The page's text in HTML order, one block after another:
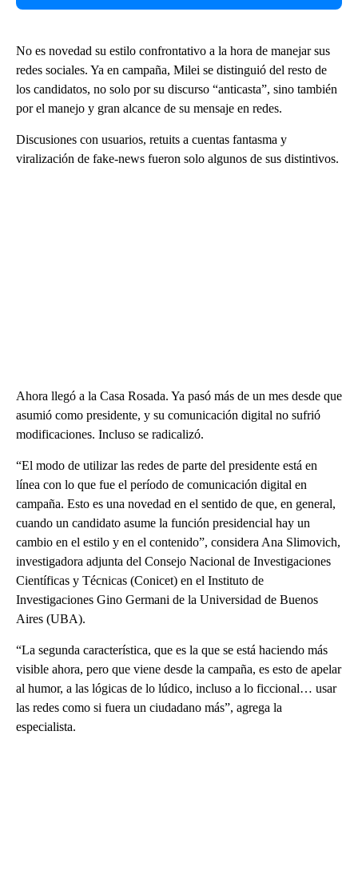
No es novedad su estilo confrontativo a la hora de manejar sus
redes sociales. Ya en campaña, Milei se distinguió del resto de
los candidatos, no solo por su discurso “anticasta”, sino también
por el manejo y gran alcance de su mensaje en redes.
Discusiones con usuarios, retuits a cuentas fantasma y
viralización de fake-news fueron solo algunos de sus distintivos.
Ahora llegó a la Casa Rosada. Ya pasó más de un mes desde que
asumió como presidente, y su comunicación digital no sufrió
modificaciones. Incluso se radicalizó.
“El modo de utilizar las redes de parte del presidente está en
línea con lo que fue el período de comunicación digital en
campaña. Esto es una novedad en el sentido de que, en general,
cuando un candidato asume la función presidencial hay un
cambio en el estilo y en el contenido”, considera Ana Slimovich,
investigadora adjunta del Consejo Nacional de Investigaciones
Científicas y Técnicas (Conicet) en el Instituto de
Investigaciones Gino Germani de la Universidad de Buenos
Aires (UBA).
“La segunda característica, que es la que se está haciendo más
visible ahora, pero que viene desde la campaña, es esto de apelar
al humor, a las lógicas de lo lúdico, incluso a lo ficcional… usar
las redes como si fuera un ciudadano más”, agrega la
especialista.